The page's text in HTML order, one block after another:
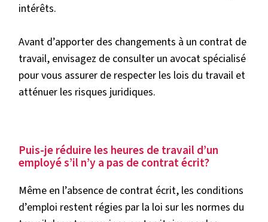
intérêts.
Avant d’apporter des changements à un contrat de
travail, envisagez de consulter un avocat spécialisé
pour vous assurer de respecter les lois du travail et
atténuer les risques juridiques.
Puis-je réduire les heures de travail d’un
employé s’il n’y a pas de contrat écrit?
Même en l’absence de contrat écrit, les conditions
d’emploi restent régies par la loi sur les normes du